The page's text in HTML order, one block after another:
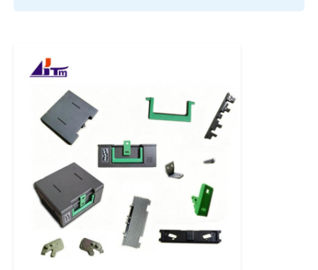
포스 기계
ATM 예비 부품
ATM 기계
동전 재활용기